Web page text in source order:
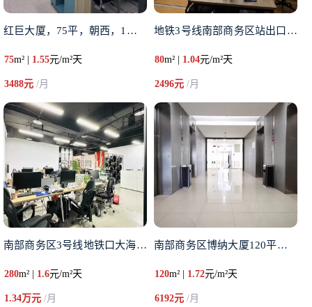
红巨大厦，75平，朝西，1隔间
75m² | 1.55元/m²天
3488元 /月
地铁3号线南部商务区站出口罗蒙
80m² | 1.04元/m²天
2496元/月
南部商务区3号线地铁口大海大厦
280m² | 1.6元/m²天
1.34万元 /月
南部商务区博纳大厦120平米电
120m² | 1.72元/m²天
6192元/月